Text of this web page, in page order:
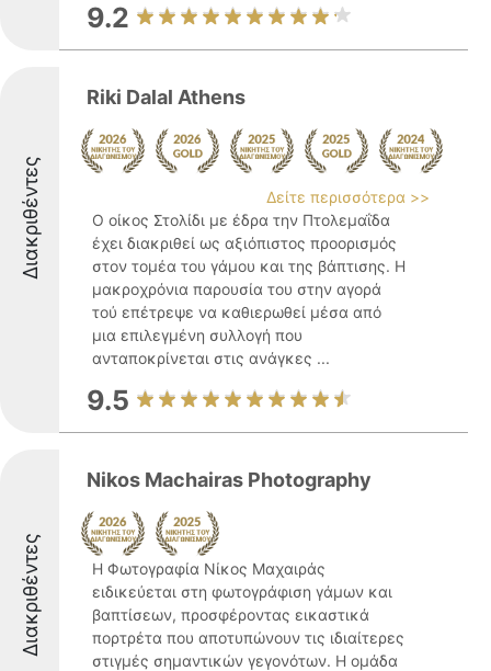
9.2
Διακριθέντες
Riki Dalal Athens
Δείτε περισσότερα >>
Ο οίκος Στολίδι με έδρα την Πτολεμαΐδα
έχει διακριθεί ως αξιόπιστος προορισμός
στον τομέα του γάμου και της βάπτισης. Η
μακροχρόνια παρουσία του στην αγορά
τού επέτρεψε να καθιερωθεί μέσα από
μια επιλεγμένη συλλογή που
ανταποκρίνεται στις ανάγκες ...
9.5
Διακριθέντες
Nikos Machairas Photography
Η Φωτογραφία Νίκος Μαχαιράς
ειδικεύεται στη φωτογράφιση γάμων και
βαπτίσεων, προσφέροντας εικαστικά
πορτρέτα που αποτυπώνουν τις ιδιαίτερες
στιγμές σημαντικών γεγονότων. Η ομάδα